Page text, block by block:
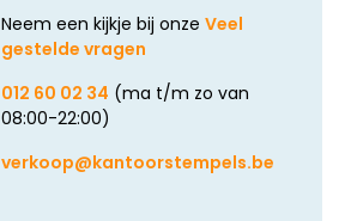
Neem een kijkje bij onze Veel
gestelde vragen
012 60 02 34 (ma t/m zo van
08:00-22:00)
verkoop@kantoorstempels.be